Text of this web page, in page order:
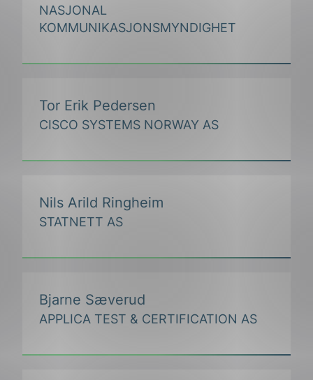
NASJONAL
KOMMUNIKASJONSMYNDIGHET
Tor Erik Pedersen
CISCO SYSTEMS NORWAY AS
Nils Arild Ringheim
STATNETT AS
Bjarne Sæverud
APPLICA TEST & CERTIFICATION AS